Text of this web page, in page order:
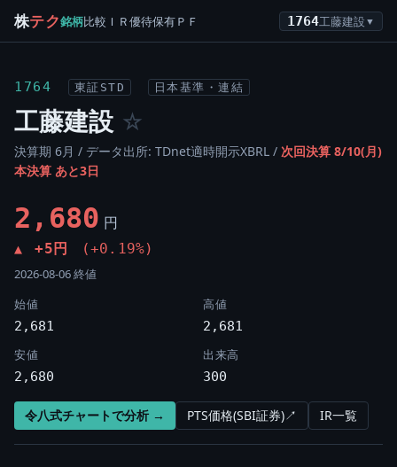
株テク銘柄比較 ＩＲ優待保有ＰＦ 1764工藤建設 ▼
1764 東証STD 日本基準・連結
工藤建設 ☆
決算期 6月 / データ出所: TDnet適時開示XBRL / 次回決算 8/10(月)
本決算 あと3日
2,680 円
▲ +5円 (+0.19%)
2026-08-06 終値
始値
2,681
高値
2,681
安値
2,680
出来高
300
令八式チャートで分析 → PTS価格(SBI証券)↗ IR一覧